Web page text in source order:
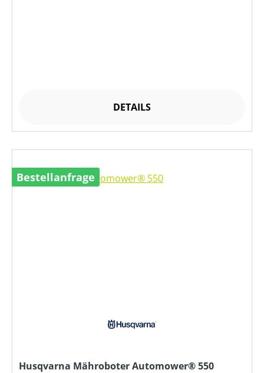
DETAILS
Bestellanfrage
Husqvarna Mähroboter Automower® 550